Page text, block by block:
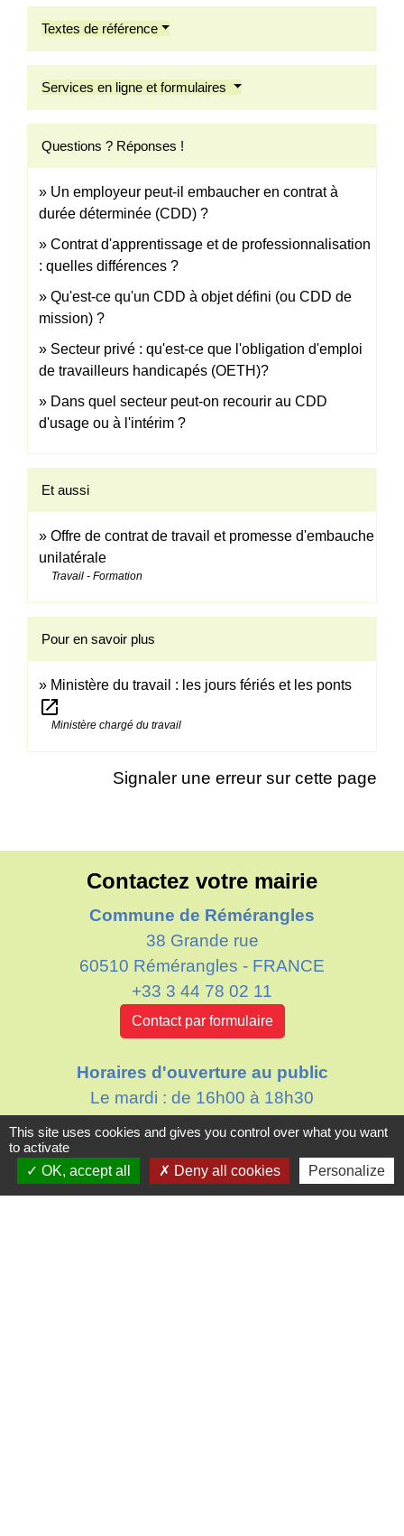
Textes de référence
Services en ligne et formulaires
Questions ? Réponses !
Un employeur peut-il embaucher en contrat à
durée déterminée (CDD) ?
Contrat d'apprentissage et de professionnalisation
: quelles différences ?
Qu'est-ce qu'un CDD à objet défini (ou CDD de
mission) ?
Secteur privé : qu'est-ce que l'obligation d'emploi
de travailleurs handicapés (OETH)?
Dans quel secteur peut-on recourir au CDD
d'usage ou à l'intérim ?
Et aussi
Offre de contrat de travail et promesse d'embauche
unilatérale
Travail - Formation
Pour en savoir plus
Ministère du travail : les jours fériés et les ponts
open_in_new
Ministère chargé du travail
Signaler une erreur sur cette page
Contactez votre mairie
Commune de Rémérangles
38 Grande rue
60510 Rémérangles - FRANCE
+33 3 44 78 02 11
Contact par formulaire
Horaires d'ouverture au public
Le mardi : de 16h00 à 18h30
Le jeudi : de 11h30 à 12h30
Liens
This site uses cookies and gives you control over what you want
to activate
OK, accept all
Deny all cookies Personalize